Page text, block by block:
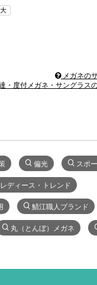
メガネの
・度付メガネ・サングラス
偏光 スポ
レディース・トレンド
鯖江職人ブランド
丸（とんぼ）メガネ